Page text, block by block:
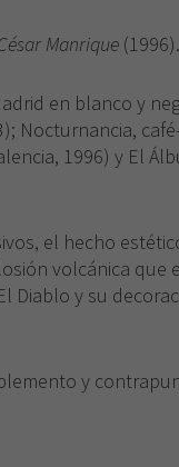
Manrique (1996).
en blanco y
Nocturnancia,
1996) y El
el hecho
volcánica que
y su
y